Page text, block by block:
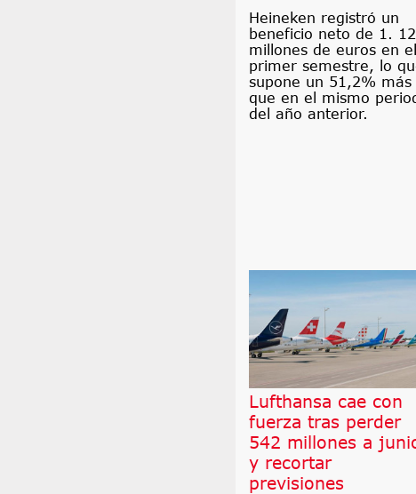
Heineken registró un
beneficio neto de 1.
millones de euros en el
primer semestre, lo
supone un 51,2% más
que en el mismo
del año anterior.
Lufthansa cae con
fuerza tras perder
542 millones a
y recortar
previsiones